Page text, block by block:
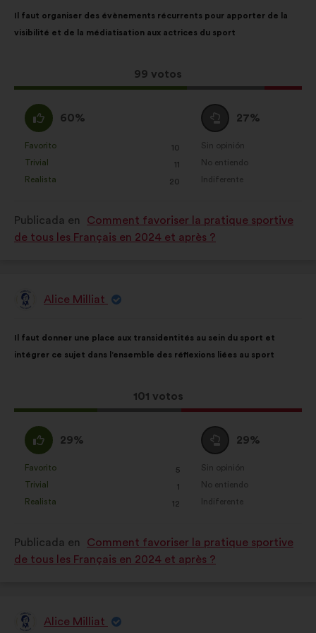
de
la
Il faut organiser des évènements récurrents pour apporter de la
visibilité et de la médiatisation aux actrices du sport
Esta
propuesta
99 votos
el
siguiente
A
favor
:
60%
calificado
como:
Favorito
: 10
veces
Trivial 11
veces
Realista
: 20
veces
Neutro
:
27%
calificado
como:
Sin opinión
:veces
No entiendo
:veces
Indiferente
:veces
Publicada en
Comment favoriser la pratique sportive
de tous les Français en 2024 et après ?
PropuestaAlice Milliat
de
la
Il faut donner une place aux transidentités au sein du sport et
intégrer ce sujet dans l’ensemble des réflexions liées au sport
Esta
propuesta
101 votos
el
siguiente
A
favor
:
29%
calificado
como:
Favorito
: 5
veces
Trivial 1
veces
Realista
: 12
veces
Neutro
:
29%
calificado
como:
Sin opinión
:veces
No entiendo
:veces
Indiferente
:veces
Publicada en
Comment favoriser la pratique sportive
de tous les Français en 2024 et après ?
PropuestaAlice Milliat